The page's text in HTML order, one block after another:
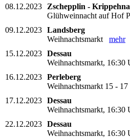
08.12.2023
Zschepplin - Krippehna
Glühweinnacht auf Hof
09.12.2023 Landsberg
Weihnachtsmarkt mehr
15.12.2023 Dessau
Weihnachtsmarkt, 16:30
16.12.2023 Perleberg
Weihnachtsmarkt 15 -
17.12.2023 Dessau
Weihnachtsmarkt, 16:30
22.12.2023 Dessau
Weihnachtsmarkt, 16:30